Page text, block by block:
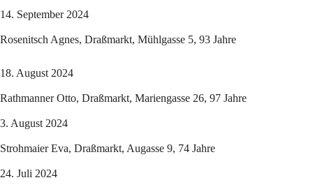
14. September 2024
Rosenitsch Agnes, Draßmarkt, Mühlgasse 5, 93 Jahre
18. August 2024
Rathmanner Otto, Draßmarkt, Mariengasse 26, 97 Jahre
3. August 2024
Strohmaier Eva, Draßmarkt, Augasse 9, 74 Jahre
24. Juli 2024